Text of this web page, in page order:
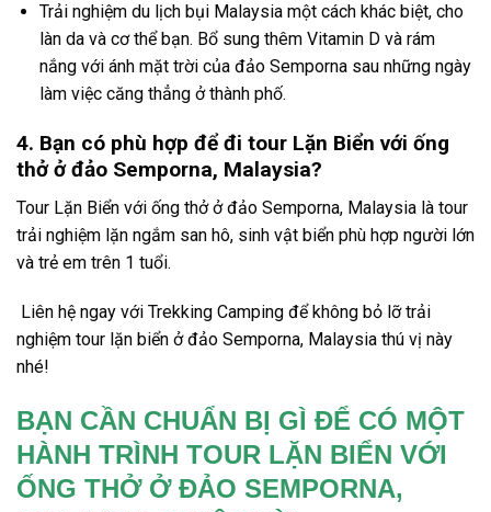
Trải nghiệm du lịch bụi Malaysia một cách khác biệt, cho
làn da và cơ thể bạn. Bổ sung thêm Vitamin D và rám
nắng với ánh mặt trời của đảo Semporna sau những ngày
làm việc căng thẳng ở thành phố.
4. Bạn có phù hợp để đi tour Lặn Biển với ống
thở ở đảo Semporna, Malaysia?
Tour Lặn Biển với ống thởởđảo Semporna, Malaysia là tour
trải nghiệm lặn ngắm san hô, sinh vật biển phù hợp người lớn
và trẻ em trên 1 tuổi.
Liên hệ ngay với Trekking Camping để không bỏ lỡ trải
nghiệm tour lặn biển ởđảo Semporna, Malaysia thú vị này
nhé!
BẠN CẦN CHUẨN BỊ GÌ ĐỂ CÓ MỘT
HÀNH TRÌNH TOUR LẶN BIỂN VỚI
ỐNG THỞ Ở ĐẢO SEMPORNA,